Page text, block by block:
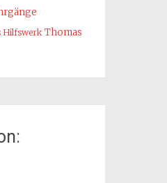
Hilfswerk Thomas